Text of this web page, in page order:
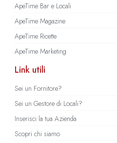
ApeTime Bar e Locali
ApeTime Magazine
ApeTime Ricette
ApeTime Marketing
Link utili
Sei un Fornitore?
Sei un Gestore di Locali?
Inserisci la tua Azienda
Scopri chi siamo